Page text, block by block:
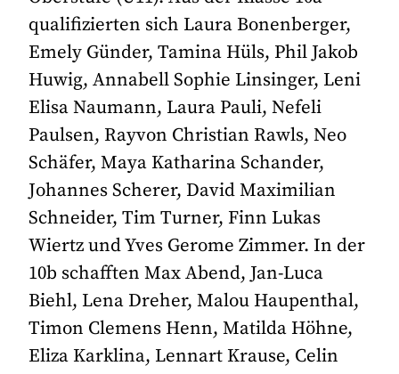
qualifizierten sich Laura Bonenberger,
Emely Günder, Tamina Hüls, Phil Jakob
Huwig, Annabell Sophie Linsinger, Leni
Elisa Naumann, Laura Pauli, Nefeli
Paulsen, Rayvon Christian Rawls, Neo
Schäfer, Maya Katharina Schander,
Johannes Scherer, David Maximilian
Schneider, Tim Turner, Finn Lukas
Wiertz und Yves Gerome Zimmer. In der
10b schafften Max Abend, Jan-Luca
Biehl, Lena Dreher, Malou Haupenthal,
Timon Clemens Henn, Matilda Höhne,
Eliza Karklina, Lennart Krause, Celin